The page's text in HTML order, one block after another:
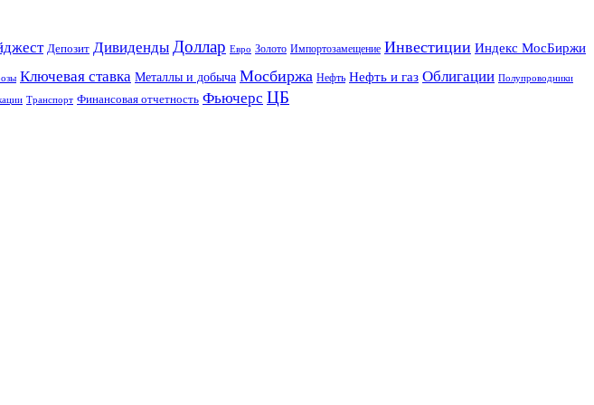
Депозит Дивиденды Доллар Евро Золото Импортозамещение Инвестиции Индекс МосБиржи
Ключевая ставка Металлы и добыча Мосбиржа Нефть Нефть и газ Облигации Полупроводники
Транспорт Финансовая отчетность Фьючерс ЦБ